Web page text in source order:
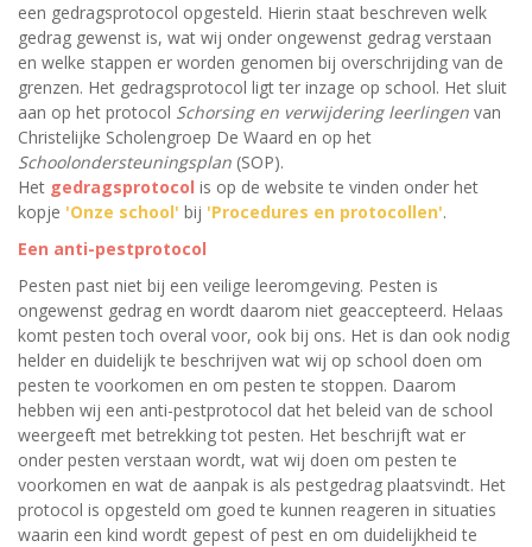
een gedragsprotocol opgesteld. Hierin staat beschreven welk
gedrag gewenst is, wat wij onder ongewenst gedrag verstaan
en welke stappen er worden genomen bij overschrijding van de
grenzen. Het gedragsprotocol ligt ter inzage op school. Het sluit
aan op het protocol Schorsing en verwijdering leerlingen van
Christelijke Scholengroep De Waard en op het
Schoolondersteuningsplan (SOP).
Het gedragsprotocol is op de website te vinden onder het
kopje 'Onze school' bij 'Procedures en protocollen'.
Een anti-pestprotocol
Pesten past niet bij een veilige leeromgeving. Pesten is
ongewenst gedrag en wordt daarom niet geaccepteerd. Helaas
komt pesten toch overal voor, ook bij ons. Het is dan ook nodig
helder en duidelijk te beschrijven wat wij op school doen om
pesten te voorkomen en om pesten te stoppen. Daarom
hebben wij een anti-pestprotocol dat het beleid van de school
weergeeft met betrekking tot pesten. Het beschrijft wat er
onder pesten verstaan wordt, wat wij doen om pesten te
voorkomen en wat de aanpak is als pestgedrag plaatsvindt. Het
protocol is opgesteld om goed te kunnen reageren in situaties
waarin een kind wordt gepest of pest en om duidelijkheid te